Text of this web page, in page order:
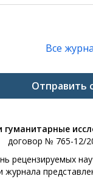
Все
Отправить
договор № 765-12/
рецензируемых
журнала